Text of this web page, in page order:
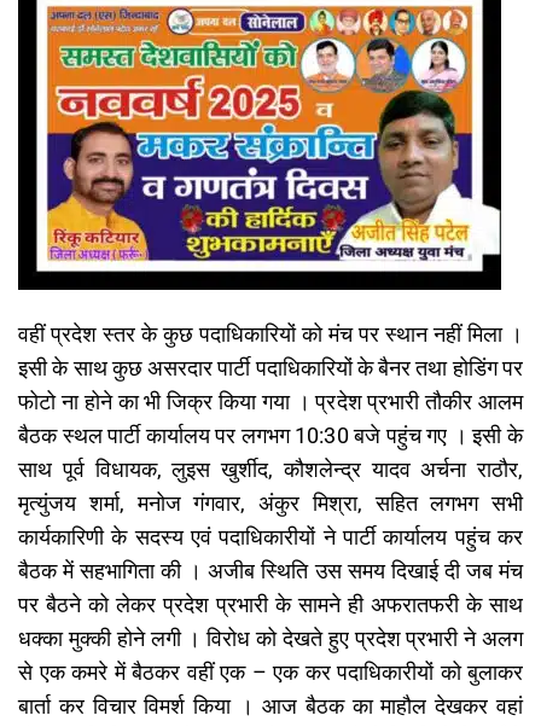
वहीं प्रदेश स्तर के कुछ पदाधिकारियों को मंच पर स्थान नहीं मिला ।
इसी के साथ कुछ असरदार पार्टी पदाधिकारियों के बैनर तथा होडिंग पर
फोटो ना होने का भी जिक्र किया गया । प्रदेश प्रभारी तौकीर आलम
बैठक स्थल पार्टी कार्यालय पर लगभग 10:30 बजे पहुंच गए । इसी के
साथ पूर्व विधायक, लुइस खुर्शीद, कौशलेन्द्र यादव अर्चना राठौर,
मृत्युंजय शर्मा, मनोज गंगवार, अंकुर मिश्रा, सहित लगभग सभी
कार्यकारिणी के सदस्य एवं पदाधिकारीयों ने पार्टी कार्यालय पहुंच कर
बैठक में सहभागिता की । अजीब स्थिति उस समय दिखाई दी जब मंच
पर बैठने को लेकर प्रदेश प्रभारी के सामने ही अफरातफरी के साथ
धक्का मुक्की होने लगी । विरोध को देखते हुए प्रदेश प्रभारी ने अलग
से एक कमरे में बैठकर वहीं एक – एक कर पदाधिकारीयों को बुलाकर
बार्ता कर विचार विमर्श किया । आज बैठक का माहौल देखकर वहां